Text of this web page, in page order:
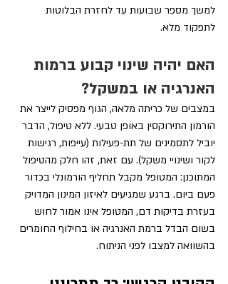
למשך מספר שבועות עד לחזרת הבלוטות
לתפקוד מלא.
האם יהיה שינוי קבוע ברמות
האנרגיה או במשקל?
במצבים של כריתה מלאה, הגוף מפסיק לייצר את
הורמון התירוקסין באופן טבעי. ללא טיפול, הדבר
יוביל לתסמינים של תת-פעילות (עייפות, רגישות
לקור ושינויי משקל). עם זאת, זהו חלק מהטיפול
המתוכנן: המטופל מקבל תחליף הורמונלי בכדור
פעם ביום. ברגע שמגיעים לאיזון המינון המדויק
בעזרת בדיקות דם, המטופל אינו אמור לחוש
בשום הבדל ברמת האנרגיה או בחילוף החומרים
בהשוואה למצבו לפני הניתוח.